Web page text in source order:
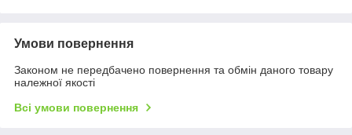
Умови повернення
Законом не передбачено повернення та обмін даного товару
належної якості
Всі умови повернення